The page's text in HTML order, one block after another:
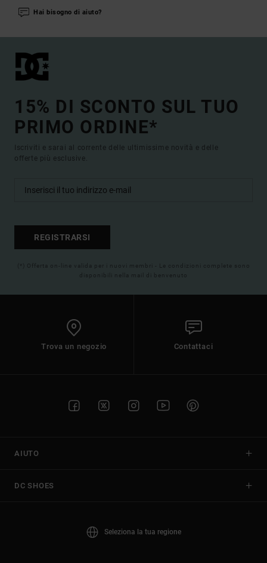
Hai bisogno di aiuto?
15% DI SCONTO SUL TUO
PRIMO ORDINE*
Iscriviti e sarai al corrente delle ultimissime novità e delle
offerte più esclusive.
REGISTRARSI
(*) Offerta on-line valida per i nuovi membri - Le condizioni complete sono
disponibili nella mail di benvenuto
Trova un negozio Contattaci
AIUTO
DC SHOES
Seleziona la tua regione